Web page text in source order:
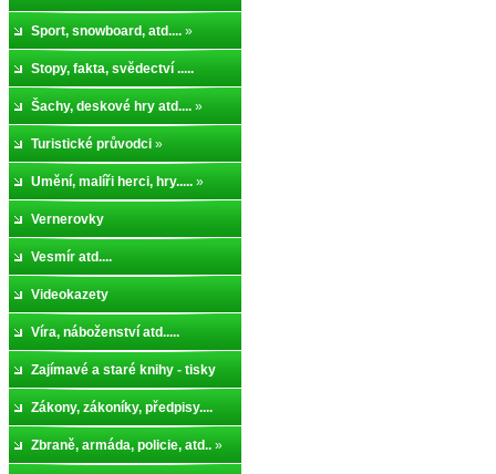
Sport, snowboard, atd.... »
Stopy, fakta, svědectví .....
Šachy, deskové hry atd.... »
Turistické průvodci »
Umění, malíři herci, hry..... »
Vernerovky
Vesmír atd....
Videokazety
Víra, náboženství atd.....
Zajímavé a staré knihy - tisky
Zákony, zákoníky, předpisy....
Zbraně, armáda, policie, atd.. »